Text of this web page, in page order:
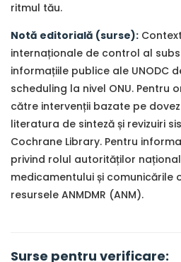
ritmul tău.
Notă editorială (surse):
internaționale de control al
informațiile publice ale UNODC
scheduling la nivel ONU. Pentru
către intervenții bazate pe
literatura de sinteză și revizuiri
Cochrane Library. Pentru
privind rolul autorităților
medicamentului și comunicările
resursele ANMDMR (ANM).
Surse pentru verificare: